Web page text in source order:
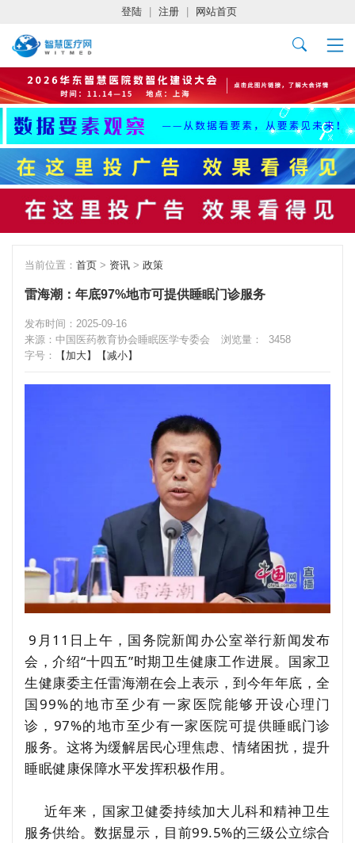
登陆 注册 网站首页
当前位置： 首页 > 资讯 > 政策
雷海潮：年底97%地市可提供睡眠门诊服务
发布时间：2025-09-16
来源：中国医药教育协会睡眠医学专委会
浏览量：
3458
字号：
【加大】 【减小】
9月11日上午，国务院新闻办公室举行新闻发布
会，介绍“十四五”时期卫生健康工作进展。国家卫
生健康委主任雷海潮在会上表示，到今年年底，全
国99%的地市至少有一家医院能够开设心理门
诊，97%的地市至少有一家医院可提供睡眠门诊
服务。这将为缓解居民心理焦虑、情绪困扰，提升
睡眠健康保障水平发挥积极作用。
近年来，国家卫健委持续加大儿科和精神卫生
服务供给。数据显示，目前99.5%的三级公立综合